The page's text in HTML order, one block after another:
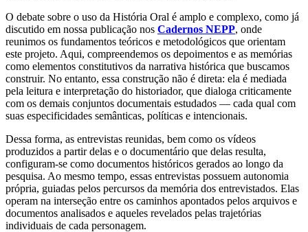
O debate sobre o uso da História Oral é amplo e complexo, como já
discutido em nossa publicação nos Cadernos NEPP, onde
reunimos os fundamentos teóricos e metodológicos que orientam
este projeto. Aqui, compreendemos os depoimentos e as memórias
como elementos constitutivos da narrativa histórica que buscamos
construir. No entanto, essa construção não é direta: ela é mediada
pela leitura e interpretação do historiador, que dialoga criticamente
com os demais conjuntos documentais estudados — cada qual com
suas especificidades semânticas, políticas e intencionais.
Dessa forma, as entrevistas reunidas, bem como os vídeos
produzidos a partir delas e o documentário que delas resulta,
configuram-se como documentos históricos gerados ao longo da
pesquisa. Ao mesmo tempo, essas entrevistas possuem autonomia
própria, guiadas pelos percursos da memória dos entrevistados. Elas
operam na interseção entre os caminhos apontados pelos arquivos e
documentos analisados e aqueles revelados pelas trajetórias
individuais de cada personagem.